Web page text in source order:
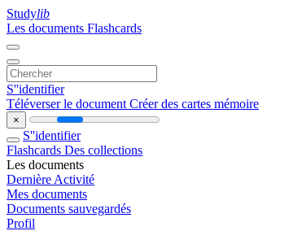
Studylib
Les documents Flashcards
S''identifier
Téléverser le document Créer des cartes mémoire
×
S''identifier
Flashcards Des collections
Les documents
Dernière Activité
Mes documents
Documents sauvegardés
Profil